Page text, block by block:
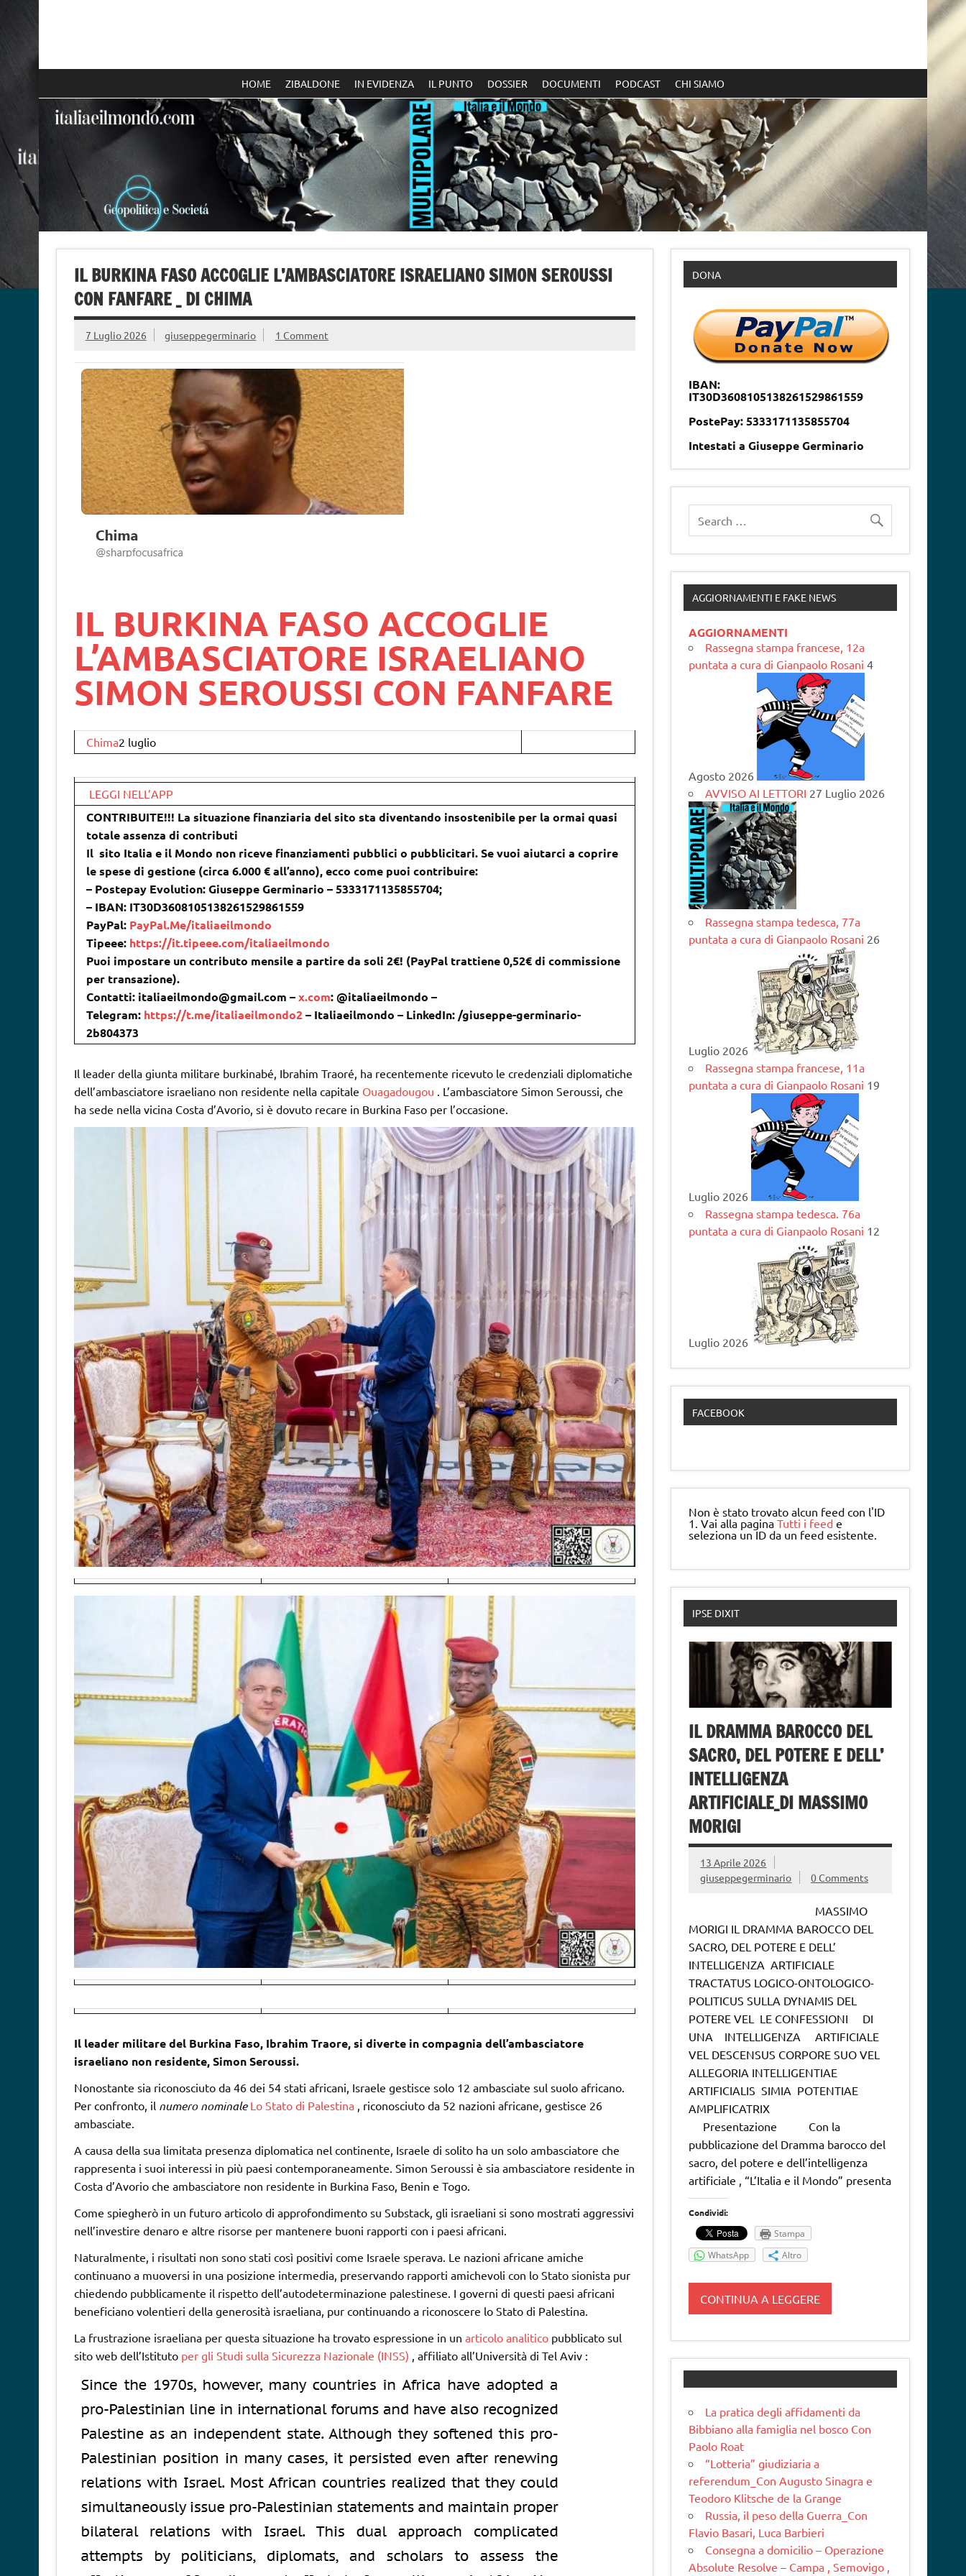
HOME ZIBALDONE IN EVIDENZA IL PUNTO DOSSIER DOCUMENTI PODCAST CHI SIAMO
IL BURKINA FASO ACCOGLIE L’AMBASCIATORE ISRAELIANO SIMON SEROUSSI
CON FANFARE _ DI CHIMA
7 Luglio 2026 giuseppegerminario 1 Comment
IL BURKINA FASO ACCOGLIE
L’AMBASCIATORE ISRAELIANO
SIMON SEROUSSI CON FANFARE
Chima2 luglio
LEGGI NELL’APP
CONTRIBUITE!!! La situazione finanziaria del sito sta diventando insostenibile per la ormai quasi
totale assenza di contributi
Il sito Italia e il Mondo non riceve finanziamenti pubblici o pubblicitari. Se vuoi aiutarci a coprire
le spese di gestione (circa 6.000 € all’anno), ecco come puoi contribuire:
– Postepay Evolution: Giuseppe Germinario – 5333171135855704;
– IBAN: IT30D3608105138261529861559
PayPal: PayPal.Me/italiaeilmondo
Tipeee: https://it.tipeee.com/italiaeilmondo
Puoi impostare un contributo mensile a partire da soli 2€! (PayPal trattiene 0,52€ di commissione
per transazione).
Contatti: italiaeilmondo@gmail.com –x.com: @italiaeilmondo –
Telegram: https://t.me/italiaeilmondo2– Italiaeilmondo – LinkedIn: /giuseppe-germinario-
2b804373
Il leader della giunta militare burkinabé, Ibrahim Traoré, ha recentemente ricevuto le credenziali diplomatiche
dell’ambasciatore israeliano non residente nella capitale Ouagadougou . L’ambasciatore Simon Seroussi, che
ha sede nella vicina Costa d’Avorio, si è dovuto recare in Burkina Faso per l’occasione.
Il leader militare del Burkina Faso, Ibrahim Traore, si diverte in compagnia dell’ambasciatore
israeliano non residente, Simon Seroussi.
Nonostante sia riconosciuto da 46 dei 54 stati africani, Israele gestisce solo 12 ambasciate sul suolo africano.
Per confronto, il numero nominale Lo Stato di Palestina, riconosciuto da 52 nazioni africane, gestisce 26
ambasciate.
A causa della sua limitata presenza diplomatica nel continente, Israele di solito ha un solo ambasciatore che
rappresenta i suoi interessi in più paesi contemporaneamente. Simon Seroussi è sia ambasciatore residente in
Costa d’Avorio che ambasciatore non residente in Burkina Faso, Benin e Togo.
Come spiegherò in un futuro articolo di approfondimento su Substack, gli israeliani si sono mostrati aggressivi
nell’investire denaro e altre risorse per mantenere buoni rapporti con i paesi africani.
Naturalmente, i risultati non sono stati così positivi come Israele sperava. Le nazioni africane amiche
continuano a muoversi in una posizione intermedia, preservando rapporti amichevoli con lo Stato sionista pur
chiedendo pubblicamente il rispetto dell’autodeterminazione palestinese. I governi di questi paesi africani
beneficiano volentieri della generosità israeliana, pur continuando a riconoscere lo Stato di Palestina.
La frustrazione israeliana per questa situazione ha trovato espressione in un articolo analiticopubblicato sul
sito web dell’Istituto per gli Studi sulla Sicurezza Nazionale (INSS) , affiliato all’Università di Tel Aviv :
DONA
IBAN:
IT30D3608105138261529861559
PostePay: 5333171135855704
Intestati a Giuseppe Germinario
AGGIORNAMENTI E FAKE NEWS
AGGIORNAMENTI
Rassegna stampa francese, 12a
puntata a cura di Gianpaolo Rosani 4
Agosto 2026
AVVISO AI LETTORI 27 Luglio 2026
Rassegna stampa tedesca, 77a
puntata a cura di Gianpaolo Rosani 26
Luglio 2026
Rassegna stampa francese, 11a
puntata a cura di Gianpaolo Rosani 19
Luglio 2026
Rassegna stampa tedesca. 76a
puntata a cura di Gianpaolo Rosani 12
Luglio 2026
FACEBOOK
Non è stato trovato alcun feed con l'ID
1. Vai alla paginaTutti i feed e
seleziona un ID da un feed esistente.
IPSE DIXIT
IL DRAMMA BAROCCO DEL
SACRO, DEL POTERE E DELL’
INTELLIGENZA
ARTIFICIALE_DI MASSIMO
MORIGI
13 Aprile 2026
giuseppegerminario
0 Comments
MASSIMO
MORIGI IL DRAMMA BAROCCO DEL
SACRO, DEL POTERE E DELL’
INTELLIGENZA ARTIFICIALE
TRACTATUS LOGICO-ONTOLOGICO-
POLITICUS SULLA DYNAMIS DEL
POTERE VEL LE CONFESSIONI DI
UNA INTELLIGENZA ARTIFICIALE
VEL DESCENSUS CORPORE SUO VEL
ALLEGORIA INTELLIGENTIAE
ARTIFICIALIS SIMIA POTENTIAE
AMPLIFICATRIX
Presentazione Con la
pubblicazione del Dramma barocco del
sacro, del potere e dell’intelligenza
artificiale , “L’Italia e il Mondo” presenta
Condividi:
Stampa
WhatsApp
Altro
CONTINUA A LEGGERE
La pratica degli affidamenti da
Bibbiano alla famiglia nel bosco Con
Paolo Roat
“Lotteria” giudiziaria a
referendum_Con Augusto Sinagra e
Teodoro Klitsche de la Grange
Russia, il peso della Guerra_Con
Flavio Basari, Luca Barbieri
Consegna a domicilio – Operazione
Absolute Resolve – Campa , Semovigo ,